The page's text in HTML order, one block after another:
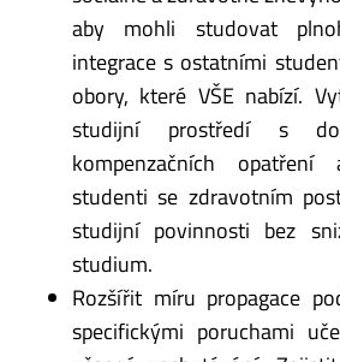
aby mohli studovat
integrace s ostatními
obory, které VŠE nabízí.
studijní prostředí s
kompenzačních
studenti se zdravotním
studijní povinnosti bez
studium.
Rozšířit míru propagace
specifickými poruchami